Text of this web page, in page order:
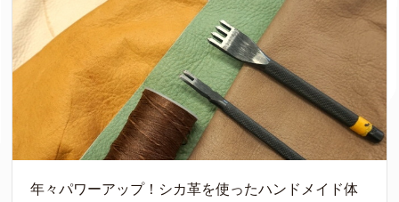
年々パワーアップ！シカ革を使ったハンドメイド体